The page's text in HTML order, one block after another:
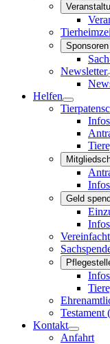
Sponsoren
Newsletter
Helfen
Geld
Testament
Kontakt
Anfahrt